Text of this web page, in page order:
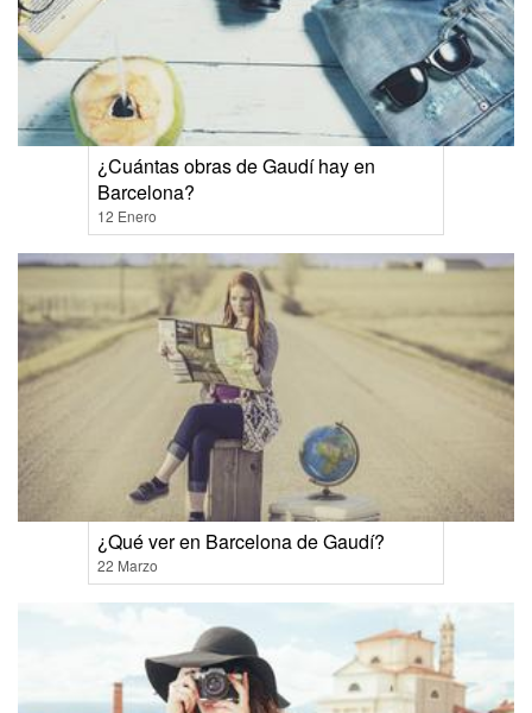
¿Cuántas obras de Gaudí hay en
Barcelona?
12 Enero
¿Qué ver en Barcelona de Gaudí?
22 Marzo